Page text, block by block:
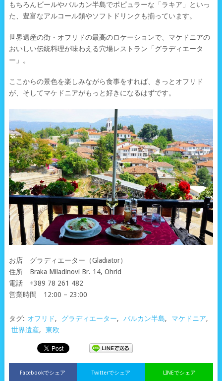
もちろんビールやバルカン半島でポピュラーな「ラキア」といっ
た、豊富なアルコール類やソフトドリンクも揃っています。
世界遺産の街・オフリドの最高のロケーションで、マケドニアの
おいしい伝統料理が味わえる穴場レストラン「グラディエータ
ー」。
ここからの景色を楽しみながら食事をすれば、きっとオフリド
が、そしてマケドニアがもっと好きになるはずです。
お店 グラディエーター（Gladiator）
住所 Braka Miladinovi Br. 14, Ohrid
電話 +389 78 261 482
営業時間 12:00 – 23:00
タグ: オフリド, グラディエーター, バルカン半島, マケドニア,
世界遺産, 東欧
Facebookでシェア LINEでシェア
Twitterでシェア